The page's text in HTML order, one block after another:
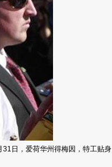
日，爱荷华州得梅因，特工贴身